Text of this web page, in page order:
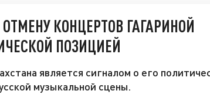
КОНЦЕРТОВ ГАГАРИНОЙ
ПОЗИЦИЕЙ
является сигналом о его
музыкальной сцены.